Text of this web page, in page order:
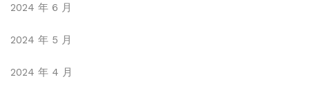
2024 年 6 月
2024 年 5 月
2024 年 4 月